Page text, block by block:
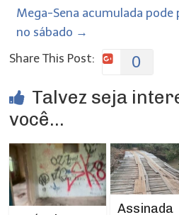
Mega-Sena acumulada pode
no sábado →
Share This Post:
0
Talvez seja
você...
Assinada